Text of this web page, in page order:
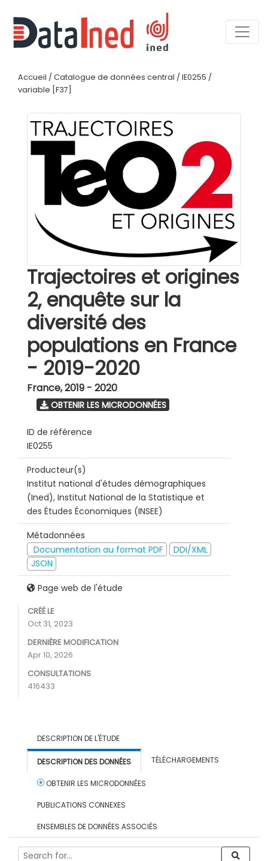
Accueil / Catalogue de données central / IE0255 /
variable [F37]
Trajectoires et origines
2, enquête sur la
diversité des
populations en France
- 2019-2020
France,2019 - 2020
OBTENIR LES MICRODONNÉES
ID de référence
IE0255
Producteur(s)
Institut national d'études démographiques
(Ined), Institut National de la Statistique et
des Études Économiques (INSEE)
Métadonnées
Documentation au format PDF
DDI/XML
JSON
Page web de l'étude
CRÉÉ LE
Oct 31, 2023
DERNIÈRE MODIFICATION
Apr 10, 2026
CONSULTATIONS
416433
DESCRIPTION DE L'ÉTUDE
DESCRIPTION DES DONNÉES TÉLÉCHARGEMENTS
OBTENIR LES MICRODONNÉES
PUBLICATIONS CONNEXES
ENSEMBLES DE DONNÉES ASSOCIÉS